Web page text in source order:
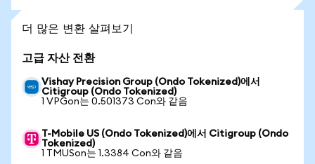
더 많은 변환 살펴보기
고급 자산 전환
Vishay Precision Group (Ondo Tokenized)에서
Citigroup (Ondo Tokenized)
1 VPGon는 0.501373 Con와 같음
T-Mobile US (Ondo Tokenized)에서 Citigroup (Ondo
Tokenized)
1 TMUSon는 1.3384 Con와 같음